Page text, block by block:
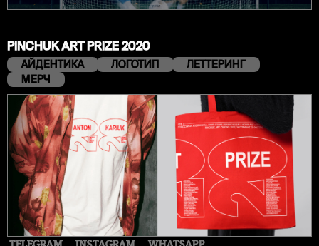
PINCHUK ART PRIZE 2020
АЙДЕНТИКА ЛОГОТИП
ЛЕТТЕРИНГ
МЕРЧ